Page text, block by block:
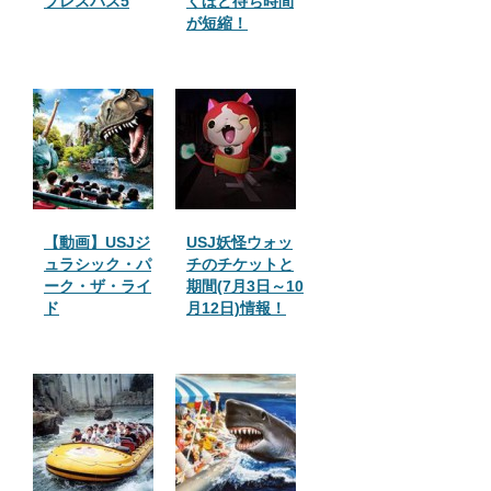
が短縮！
【動画】USJジ
ュラシック・パ
ーク・ザ・ライ
ド
USJ妖怪ウォッ
チのチケットと
期間(7月3日～10
月12日)情報！